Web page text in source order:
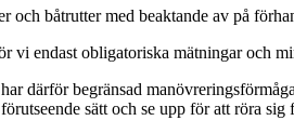
båtrutter med beaktande av på
vi endast obligatoriska mätningar och
därför begränsad
sätt och se upp för att röra sig